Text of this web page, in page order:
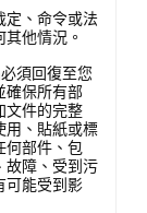
定、命令或法
他情況。
須回復至您
確保所有部
文件的完整
用、貼紙或標
何部件、包
故障、受到污
可能受到影